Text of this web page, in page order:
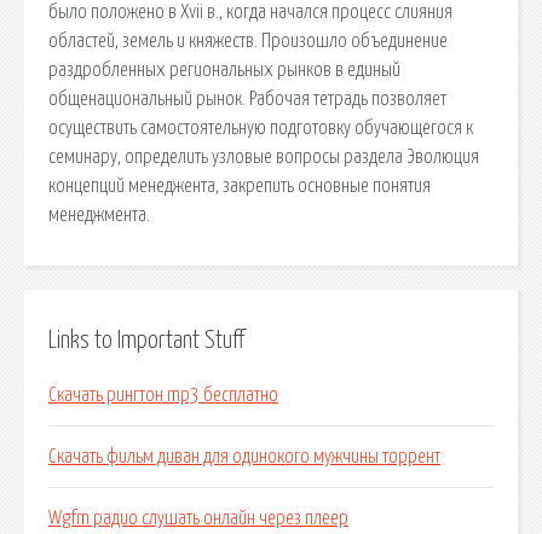
было положено в Хvii в., когда начался процесс слияния
областей, земель и княжеств. Произошло объединение
раздробленных региональных рынков в единый
общенациональный рынок. Рабочая тетрадь позволяет
осуществить самостоятельную подготовку обучающегося к
семинару, определить узловые вопросы раздела Эволюция
концепций менеджента, закрепить основные понятия
менеджмента.
Links to Important Stuff
Скачать рингтон mp3 бесплатно
Скачать фильм диван для одинокого мужчины торрент
Wgfm радио слушать онлайн через плеер